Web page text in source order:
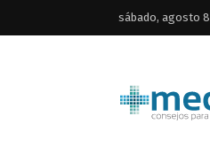
sábado, agosto 8